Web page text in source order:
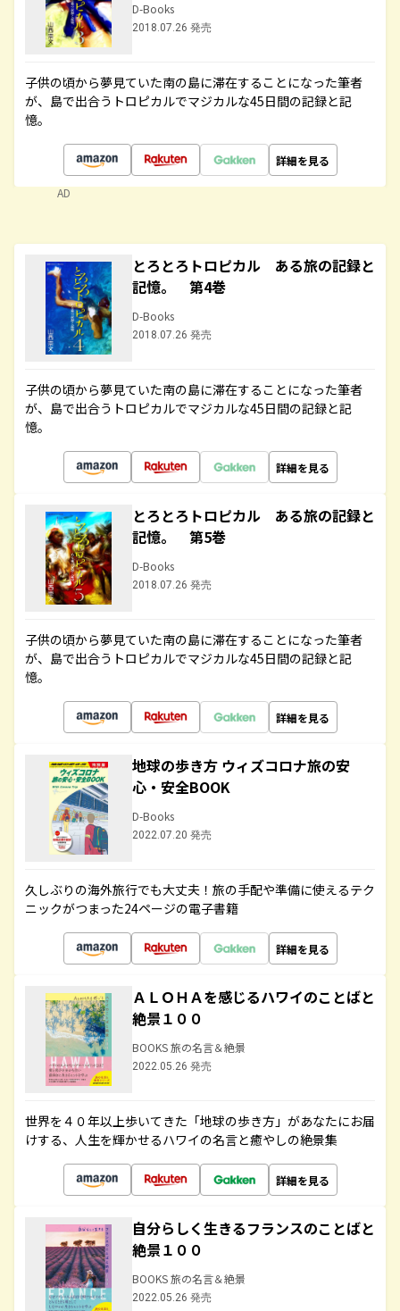
D-Books
2018.07.26 発売
子供の頃から夢見ていた南の島に滞在することになった筆者
が、島で出合うトロピカルでマジカルな45日間の記録と記
憶。
詳細を見る
AD
とろとろトロピカル ある旅の記録と
記憶。 第4巻
D-Books
2018.07.26 発売
子供の頃から夢見ていた南の島に滞在することになった筆者
が、島で出合うトロピカルでマジカルな45日間の記録と記
憶。
詳細を見る
とろとろトロピカル ある旅の記録と
記憶。 第5巻
D-Books
2018.07.26 発売
子供の頃から夢見ていた南の島に滞在することになった筆者
が、島で出合うトロピカルでマジカルな45日間の記録と記
憶。
詳細を見る
地球の歩き方 ウィズコロナ旅の安
心・安全BOOK
D-Books
2022.07.20 発売
久しぶりの海外旅行でも大丈夫！旅の手配や準備に使えるテク
ニックがつまった24ページの電子書籍
詳細を見る
ＡＬＯＨＡを感じるハワイのことばと
絶景１００
BOOKS 旅の名言＆絶景
2022.05.26 発売
世界を４０年以上歩いてきた「地球の歩き方」があなたにお届
けする、人生を輝かせるハワイの名言と癒やしの絶景集
詳細を見る
自分らしく生きるフランスのことばと
絶景１００
BOOKS 旅の名言＆絶景
2022.05.26 発売